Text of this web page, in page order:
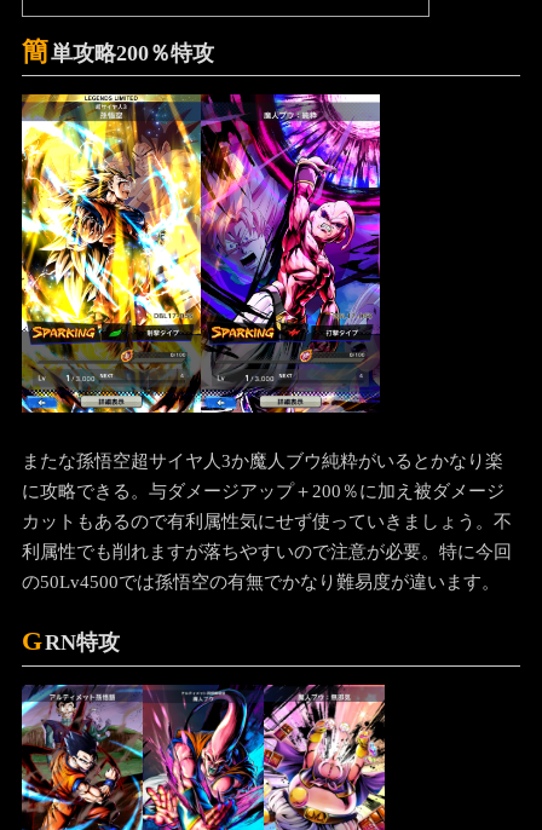
簡単攻略200％特攻
またな孫悟空超サイヤ人3か魔人ブウ純粋がいるとかなり楽
に攻略できる。与ダメージアップ＋200％に加え被ダメージ
カットもあるので有利属性気にせず使っていきましょう。不
利属性でも削れますが落ちやすいので注意が必要。特に今回
の50Lv4500では孫悟空の有無でかなり難易度が違います。
GRN特攻